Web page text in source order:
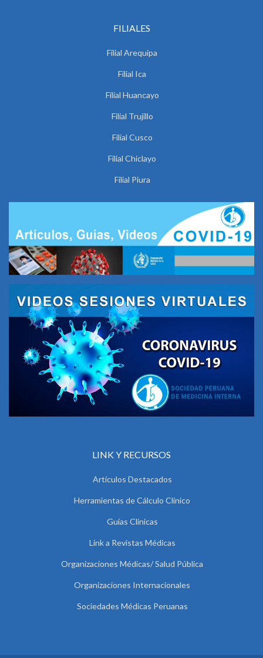
FILIALES
Filial Arequipa
Filial Ica
Filial Huancayo
Filial Trujillo
Filial Cusco
Filial Chiclayo
Filial Piura
LINK Y RECURSOS
Artículos Destacados
Herramientas de Cálculo Clínico
Guías Clínicas
Link a Revistas Médicas
Organizaciones Médicas/ Salud Pública
Organizaciones Internacionales
Sociedades Médicas Peruanas